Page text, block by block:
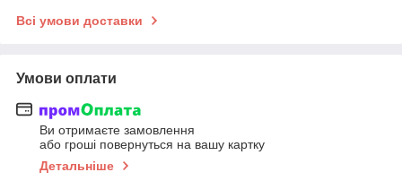
Всі умови доставки
Умови оплати
Ви отримаєте замовлення
або гроші повернуться на вашу картку
Детальніше